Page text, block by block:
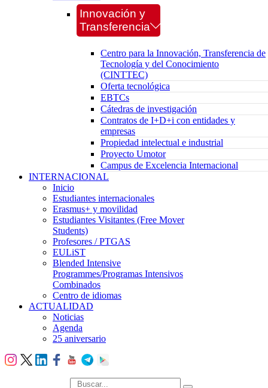
Innovación y
Transferencia
Centro para la Innovación, Transferencia de
Tecnología y del Conocimiento
(CINTTEC)
Oferta tecnológica
EBTCs
Cátedras de investigación
Contratos de I+D+i con entidades y
empresas
Propiedad intelectual e industrial
Proyecto Umotor
Campus de Excelencia Internacional
INTERNACIONAL
Inicio
Estudiantes internacionales
Erasmus+ y movilidad
Estudiantes Visitantes (Free Mover
Students)
Profesores / PTGAS
EULiST
Blended Intensive
Programmes/Programas Intensivos
Combinados
Centro de idiomas
ACTUALIDAD
Noticias
Agenda
25 aniversario
búsqueda